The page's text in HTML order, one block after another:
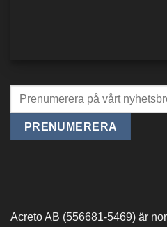
Acreto AB (556681-5469) är